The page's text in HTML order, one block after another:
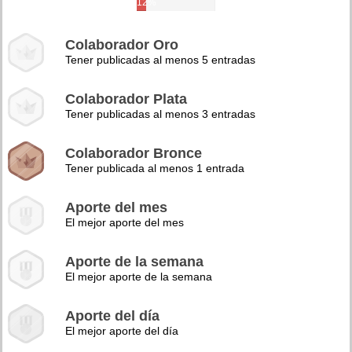
12%
Colaborador Oro
Tener publicadas al menos 5 entradas
Colaborador Plata
Tener publicadas al menos 3 entradas
Colaborador Bronce
Tener publicada al menos 1 entrada
Aporte del mes
El mejor aporte del mes
Aporte de la semana
El mejor aporte de la semana
Aporte del día
El mejor aporte del día